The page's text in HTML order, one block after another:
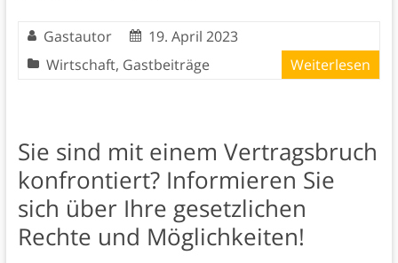
Gastautor
19. April 2023
Wirtschaft, Gastbeiträge Weiterlesen
Sie sind mit einem Vertragsbruch
konfrontiert? Informieren Sie
sich über Ihre gesetzlichen
Rechte und Möglichkeiten!